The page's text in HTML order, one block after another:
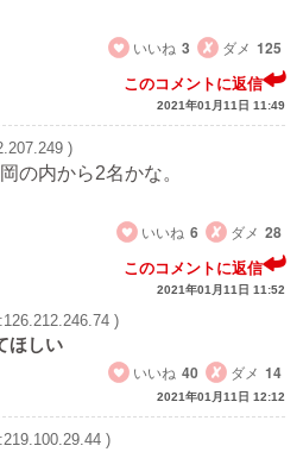
いいね 3 ダメ 125
このコメントに返信
2021年01月11日 11:49
)
の内から2名かな。
いいね 6 ダメ 28
このコメントに返信
2021年01月11日 11:52
)
ほしい
いいね 40 ダメ 14
2021年01月11日 12:12
)